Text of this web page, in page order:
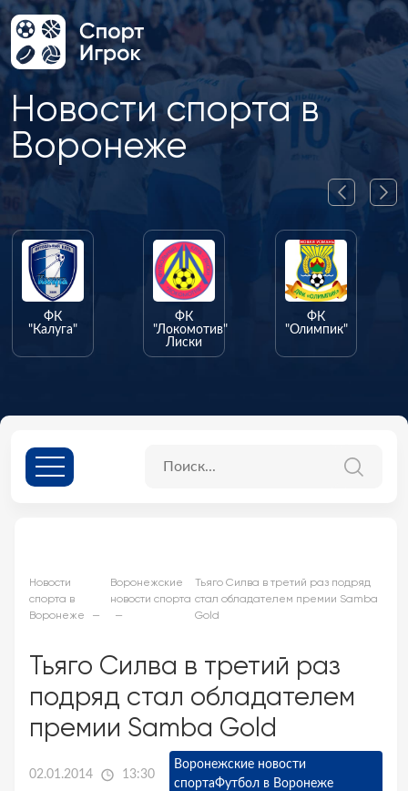
Новости спорта в
Воронеже
ФК
"Калуга"
ФК
"Локомотив"
Лиски
ФК
"Олимпик"
Новости
спорта в
Воронеже
Воронежские
новости спорта
Тьяго Силва в третий раз подряд
стал обладателем премии Samba
Gold
Тьяго Силва в третий раз
подряд стал обладателем
премии Samba Gold
02.01.2014 13:30
Воронежские новости
спортаФутбол в Воронеже